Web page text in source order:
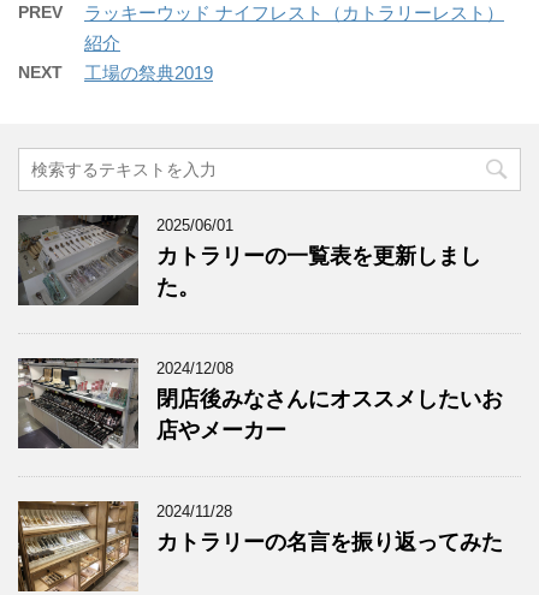
PREV
ラッキーウッド ナイフレスト（カトラリーレスト）
紹介
NEXT 工場の祭典2019
2025/06/01
カトラリーの一覧表を更新しまし
た。
2024/12/08
閉店後みなさんにオススメしたいお
店やメーカー
2024/11/28
カトラリーの名言を振り返ってみた